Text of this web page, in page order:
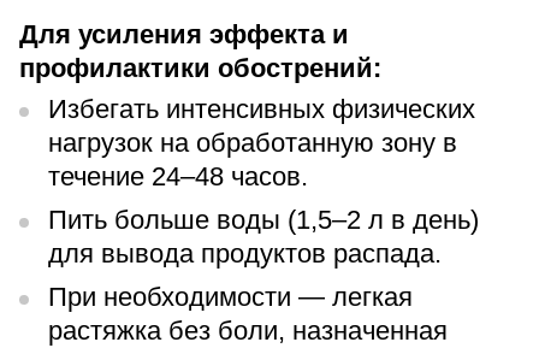
Для усиления эффекта и
профилактики обострений:
Избегать интенсивных физических
нагрузок на обработанную зону в
течение 24–48 часов.
Пить больше воды (1,5–2 л в день)
для вывода продуктов распада.
При необходимости — легкая
растяжка без боли, назначенная